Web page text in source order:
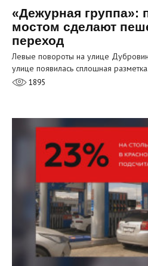
«Дежурная группа»:
мостом сделают
переход
Левые повороты на улице
улице появилась сплошная
1895